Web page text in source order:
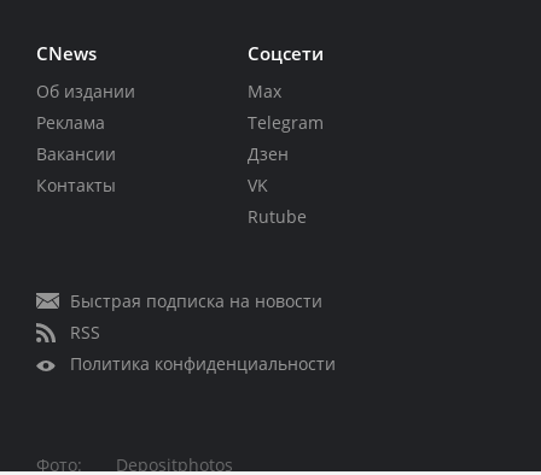
CNews
Об издании
Реклама
Вакансии
Контакты
Соцсети
Max
Telegram
Дзен
VK
Rutube
Быстрая подписка на новости
RSS
Политика конфиденциальности
Фото: Depositphotos